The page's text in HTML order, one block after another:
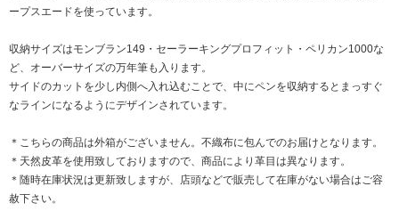
ープスエードを使っています。
収納サイズはモンブラン149・セーラーキングプロフィット・ペリカン1000な
ど、オーバーサイズの万年筆も入ります。
サイドのカットを少し内側へ入れ込むことで、中にペンを収納するとまっすぐ
なラインになるようにデザインされています。
＊こちらの商品は外箱がございません。不織布に包んでのお届けとなります。
＊天然皮革を使用致しておりますので、商品により革目は異なります。
＊随時在庫状況は更新致しますが、店頭などで販売して在庫がない場合はご容
赦下さい。